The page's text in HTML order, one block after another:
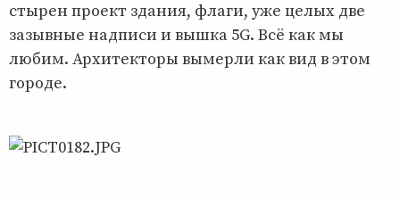
стырен проект здания, флаги, уже целых две
зазывные надписи и вышка 5G. Всё как мы
любим. Архитекторы вымерли как вид в этом
городе.